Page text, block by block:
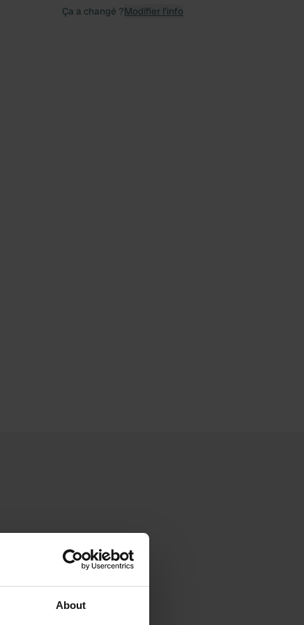
About
Ça a changé ?Modifier l’info